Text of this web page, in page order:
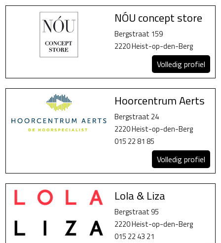
NÓU concept store
Bergstraat 159
2220 Heist-op-den-Berg
Volledig profiel
Hoorcentrum Aerts
Bergstraat 24
2220 Heist-op-den-Berg
015 22 81 85
Volledig profiel
Lola & Liza
Bergstraat 95
2220 Heist-op-den-Berg
015 22 43 21